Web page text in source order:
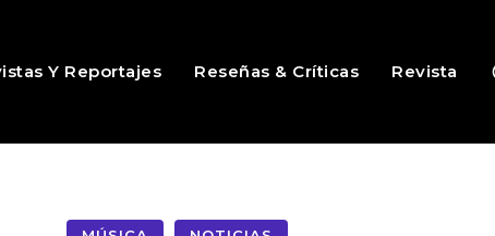
Y Reportajes Reseñas & Críticas Revista